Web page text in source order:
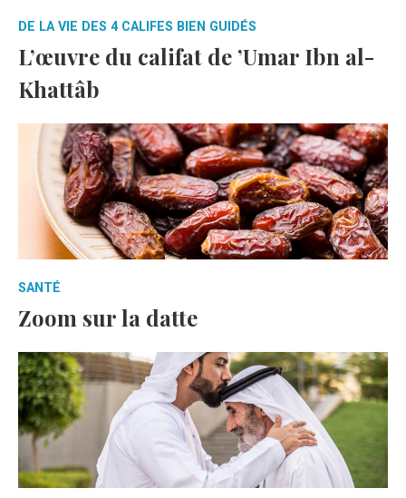
DE LA VIE DES 4 CALIFES BIEN GUIDÉS
L’œuvre du califat de ’Umar Ibn al-
Khattâb
SANTÉ
Zoom sur la datte